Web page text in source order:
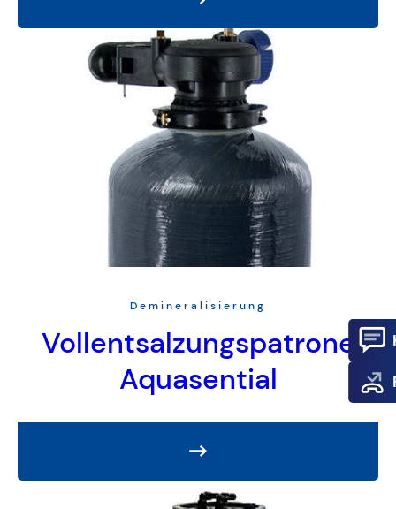
Demineralisierung
Vollentsalzungspatrone
Aquasential